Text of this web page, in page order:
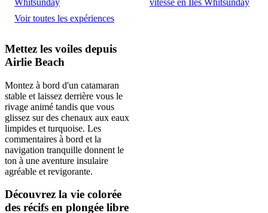
Voir toutes les expériences
Mettez les voiles depuis
Airlie Beach
Montez à bord d'un catamaran
stable et laissez derrière vous le
rivage animé tandis que vous
glissez sur des chenaux aux eaux
limpides et turquoise. Les
commentaires à bord et la
navigation tranquille donnent le
ton à une aventure insulaire
agréable et revigorante.
Découvrez la vie colorée
des récifs en plongée libre